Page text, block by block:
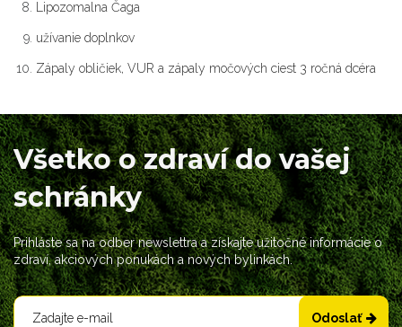
Lipozomalna Čaga
užívanie doplnkov
Zápaly obličiek, VUR a zápaly močových ciest 3 ročná dcéra
Všetko o zdraví do vašej
schránky
Prihláste sa na odber newslettra a získajte užitočné informácie o
zdraví, akciových ponukách a nových bylinkách.
Odoslať